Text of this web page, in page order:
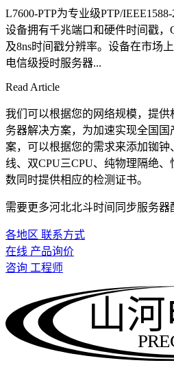
L7600-PTP为专业级PTP/
设备拥有千兆端口和硬件时间戳，
及8ns时间戳分辨率。设备在市场
电信级授时服务器...
Read Article
我们可以根据您的网络规模，提
务器解决方案，为加速实现全国
案，可以根据您的需求来添加铷
线、双CPU三CPU、纯物理隔绝
数同时提供相应的检测证书。
需要更多河北北斗时间同步服务
各地区 联系方式
在线 产品询价
咨询 工程师
山